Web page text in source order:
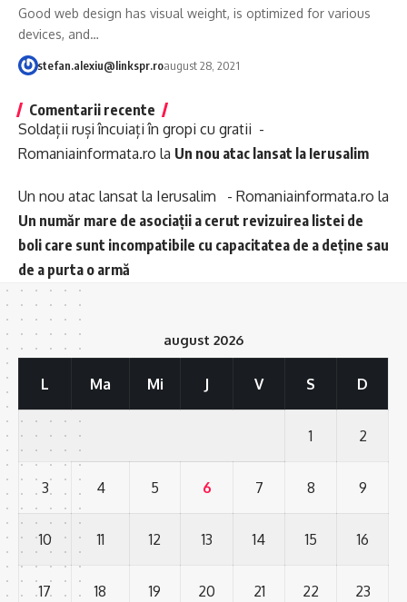
Good web design has visual weight, is optimized for various
devices, and…
stefan.alexiu@linkspr.roaugust 28, 2021
Comentarii recente
Soldații ruși încuiați în gropi cu gratii -
Romaniainformata.ro la Un nou atac lansat la Ierusalim
Un nou atac lansat la Ierusalim - Romaniainformata.ro la
Un număr mare de asociații a cerut revizuirea listei de
boli care sunt incompatibile cu capacitatea de a deține sau
de a purta o armă
august 2026
L Ma Mi J V S D
1 2
3 4 5 6 7 8 9
10 11 12 13 14 15 16
17 18 19 20 21 22 23